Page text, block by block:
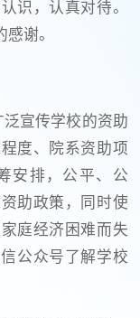
识，认真对待。
谢。
宣传学校的资助
度、院系资助项
安排，公平、公
助政策，同时使
庭经济困难而失
公众号了解学校